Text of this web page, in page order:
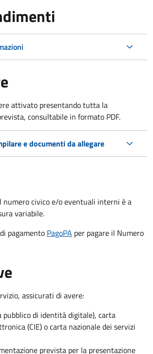
attivato presentando tutta la
consultabile in formato PDF.
e documenti da allegare
numero civico e/o eventuali interni è a
variabile.
pagamento PagoPA per pagare il Numero
assicurati di avere:
pubblico di identità digitale), carta
(CIE) o carta nazionale dei servizi
prevista per la presentazione